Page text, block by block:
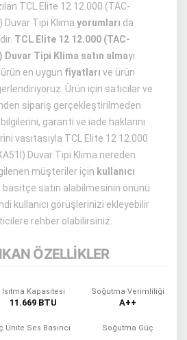
TCL Elite 12 12.000 (TAC-
Duvar Tipi Klima yorumları da
TCL Elite 12 12.000 (TAC-
Duvar Tipi Klima satın almayı
en uygun fiyatları ve ürün
Ürün için satıcılar ve
sipariş gerçekleştirilmeden
garanti ve iade haklarını
vasıtasıyla TCL Elite 12 12.000
Duvar Tipi Klima nereden
müşteriler için kullanıcı
basitçe satın alabilmesinin önünü
kullanıcı görüşlerinizi ekleyebilir
rehber olabilirsiniz.
ÖZELLİKLER
Isıtma Kapasitesi
11.669 BTU
Soğutma Verimliliği
A++
Ünite Ses Basıncı
Soğutma Güç